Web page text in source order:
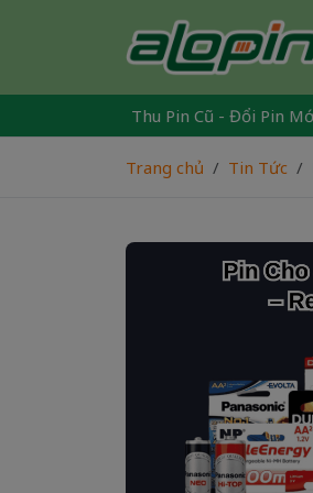
Thu Pin Cũ - Đổi Pin Mới
Trang chủ Tin Tức